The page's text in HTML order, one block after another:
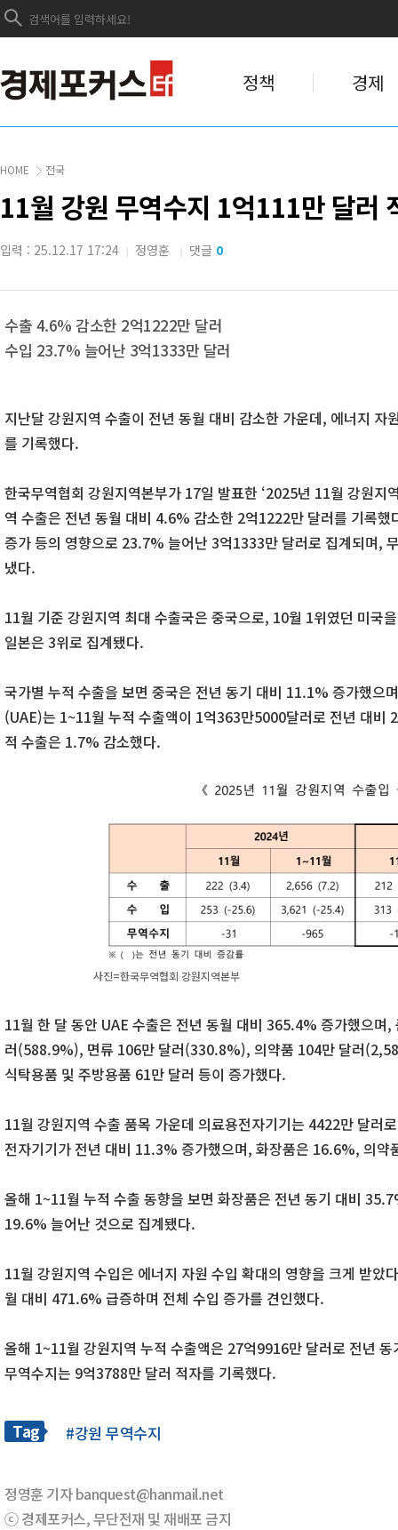
정책 경제
HOME 전국
11월 강원 무역수지 1억111만 달러
입력 : 25.12.17 17:24 | 정영훈 | 댓글 0
수출 4.6% 감소한 2억1222만 달러
수입 23.7% 늘어난 3억1333만 달러
지난달 강원지역 수출이 전년 동월 대비 감소한 가운데, 에너지 자
를 기록했다.
한국무역협회 강원지역본부가 17일 발표한 ‘2025년 11월 강원지
역 수출은 전년 동월 대비 4.6% 감소한 2억1222만 달러를 기록
증가 등의 영향으로 23.7% 늘어난 3억1333만 달러로 집계되며,
냈다.
11월 기준 강원지역 최대 수출국은 중국으로, 10월 1위였던 미국
일본은 3위로 집계됐다.
국가별 누적 수출을 보면 중국은 전년 동기 대비 11.1% 증가했으
(UAE)는 1~11월 누적 수출액이 1억363만5000달러로 전년 대비
적 수출은 1.7% 감소했다.
사진=한국무역협회 강원지역본부
11월 한 달 동안 UAE 수출은 전년 동월 대비 365.4% 증가했으며
러(588.9%), 면류 106만 달러(330.8%), 의약품 104만 달러
식탁용품 및 주방용품 61만 달러 등이 증가했다.
11월 강원지역 수출 품목 가운데 의료용전자기기는 4422만 달러
전자기기가 전년 대비 11.3% 증가했으며, 화장품은 16.6%, 의약
올해 1~11월 누적 수출 동향을 보면 화장품은 전년 동기 대비
19.6% 늘어난 것으로 집계됐다.
11월 강원지역 수입은 에너지 자원 수입 확대의 영향을 크게 받았
월 대비 471.6% 급증하며 전체 수입 증가를 견인했다.
올해 1~11월 강원지역 누적 수출액은 27억9916만 달러로 전년
무역수지는 9억3788만 달러 적자를 기록했다.
Tag #강원 무역수지
정영훈 기자 banquest@hanmail.net
ⓒ 경제포커스, 무단전재 및 재배포 금지